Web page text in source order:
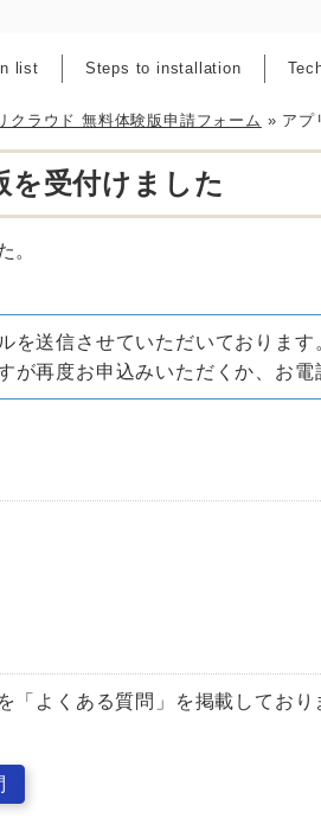
list Steps to installation
ラウド 無料体験版申請フォーム » アプ
を受付けました
。
送信させていただいております
が再度お申込みいただくか、お電
よくある質問」を掲載しており